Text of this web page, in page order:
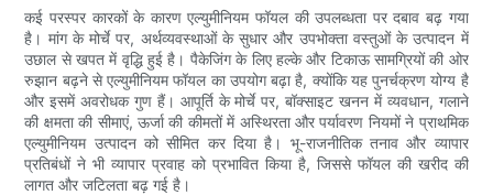
कई परस्पर कारकों के कारण एल्युमीनियम फॉयल की उपलब्धता पर दबाव बढ़ गया
है। मांग के मोर्चे पर, अर्थव्यवस्थाओं के सुधार और उपभोक्ता वस्तुओं के उत्पादन में
उछाल से खपत में वृद्धि हुई है। पैकेजिंग के लिए हल्के और टिकाऊ सामग्रियों की ओर
रुझान बढ़ने से एल्युमीनियम फॉयल का उपयोग बढ़ा है, क्योंकि यह पुनर्चक्रण योग्य है
और इसमें अवरोधक गुण हैं। आपूर्ति के मोर्चे पर, बॉक्साइट खनन में व्यवधान, गलाने
की क्षमता की सीमाएं, ऊर्जा की कीमतों में अस्थिरता और पर्यावरण नियमों ने प्राथमिक
एल्युमीनियम उत्पादन को सीमित कर दिया है। भू-राजनीतिक तनाव और व्यापार
प्रतिबंधों ने भी व्यापार प्रवाह को प्रभावित किया है, जिससे फॉयल की खरीद की
लागत और जटिलता बढ़ गई है।